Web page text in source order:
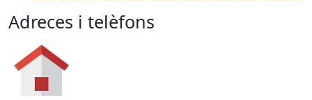
Adreces i telèfons